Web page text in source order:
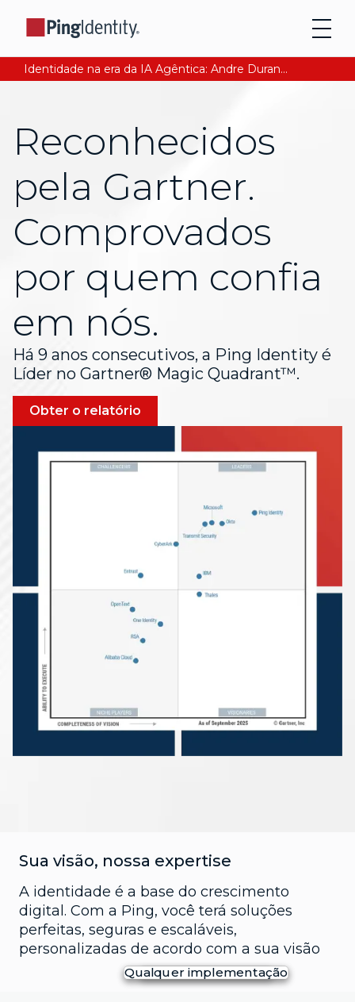
Identidade na era da IA Agêntica: Andre Durand explica como garantir a confiança digital. Leia agora
Reconhecidos
pela Gartner.
Comprovados
por quem confia
em nós.
Há 9 anos consecutivos, a Ping Identity é
Líder no Gartner® Magic Quadrant™.
Obter o relatório
Sua visão, nossa expertise
A identidade é a base do crescimento
digital. Com a Ping, você terá soluções
perfeitas, seguras e escaláveis,
personalizadas de acordo com a sua visão
Qualquer Identidade
Clientes
Funcionários
Qualquer Escala
200 milhões de logins/dia
Mais de 100 milhões de usuários
Qualquer implementação
SAAS
FedRAMP